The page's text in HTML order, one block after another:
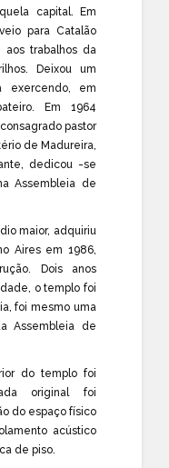
capital. Em
para Catalão
trabalhos da
Deixou um
exercendo, em
Em 1964
pastor
de Madureira,
dedicou -se
Assembleia de
maior, adquiriu
Aires em 1986,
Dois anos
o templo foi
foi mesmo uma
Assembleia de
do templo foi
original foi
do espaço físico
acústico
de piso.